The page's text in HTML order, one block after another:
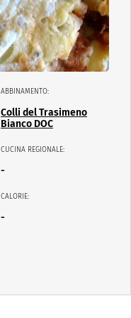
ABBINAMENTO:
Colli del Trasimeno
Bianco DOC
CUCINA REGIONALE:
-
CALORIE:
-